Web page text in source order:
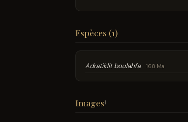
Espèces (1)
Adratiklit boulahfa 168 Ma
Images1